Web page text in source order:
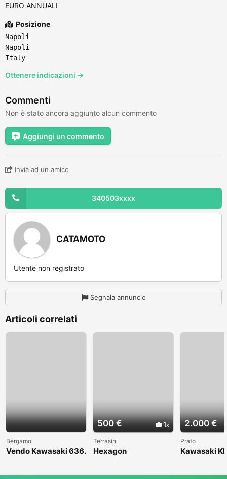
EURO ANNUALI
Posizione
Napoli
Napoli
Italy
Ottenere indicazioni →
Commenti
Non è stato ancora aggiunto alcun commento
Aggiungi un commento
Invia ad un amico
340503xxxx
CATAMOTO
Utente non registrato
Segnala annuncio
Articoli correlati
Bergamo
Vendo Kawasaki 636.
500 € 1
Terrasini
Hexagon
2.000 €
Prato
Kawasaki